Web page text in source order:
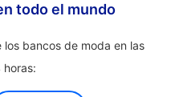
todo el mundo
los bancos de moda en las
horas: